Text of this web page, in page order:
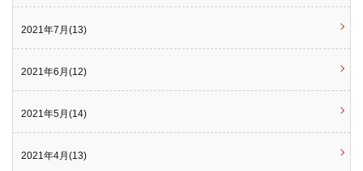
2021年7月(13)
2021年6月(12)
2021年5月(14)
2021年4月(13)